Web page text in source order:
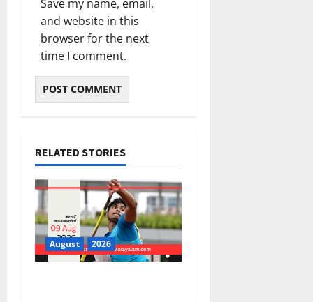
Save my name, email,
and website in this
browser for the next
time I comment.
RELATED STORIES
August 2026